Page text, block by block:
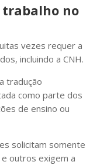
trabalho no
vezes requer a
incluindo a CNH.
tradução
como parte dos
de ensino ou
solicitam somente
outros exigem a